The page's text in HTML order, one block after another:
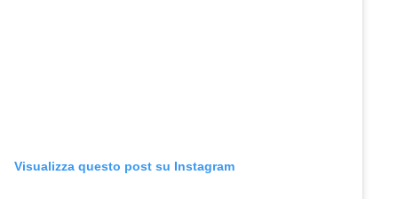
Visualizza questo post su Instagram